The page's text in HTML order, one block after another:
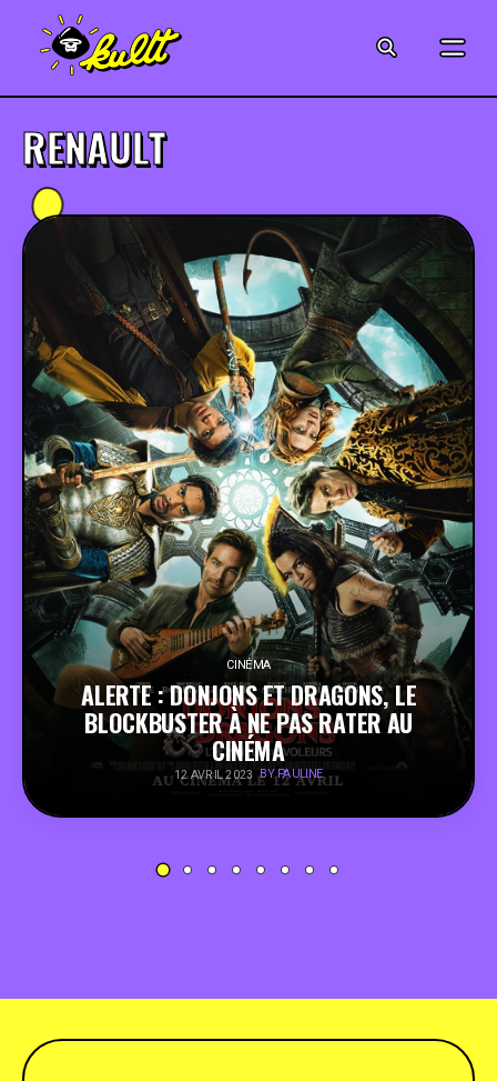
MUSIQUE
CRÉATION
ART
JEUX-VIDÉO
VINTAGE
PEOPLE
FOOD
BONS PLANS
SOUTENEZ KULTT
RENAULT
CINÉMA
ALERTE : DONJONS ET DRAGONS, LE
BLOCKBUSTER À NE PAS RATER AU
CINÉMA
12 AVRIL 2023 BY PAULINE